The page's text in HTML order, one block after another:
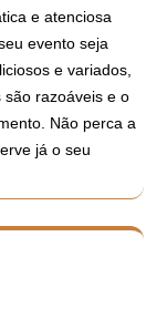
e atenciosa
evento seja
e variados,
são razoáveis e o
Não perca a
já o seu